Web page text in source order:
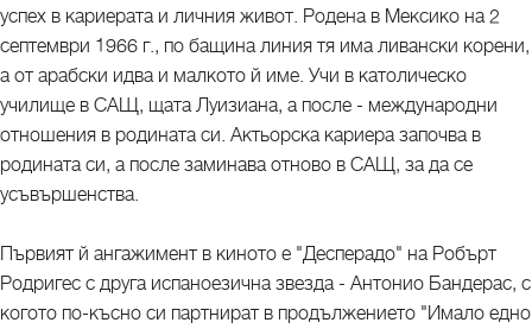
успех в кариерата и личния живот. Родена в Мексико на 2
септември 1966 г., по бащина линия тя има ливански корени,
а от арабски идва и малкото й име. Учи в католическо
училище в САЩ, щата Луизиана, а после - международни
отношения в родината си. Актьорска кариера започва в
родината си, а после заминава отново в САЩ, за да се
усъвършенства.
Първият й ангажимент в киното е "Десперадо" на Робърт
Родригес с друга испаноезична звезда - Антонио Бандерас, с
когото по-късно си партнират в продължението "Имало едно